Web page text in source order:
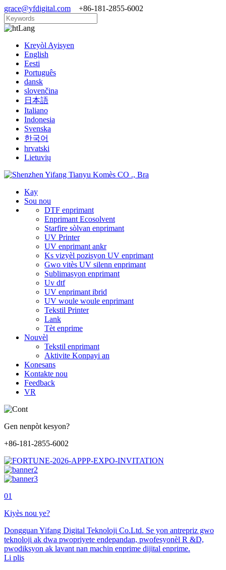
grace@yfdigital.com +86-181-2855-6002
Lang
Kreyòl Ayisyen
English
Eesti
Português
dansk
slovenčina
日本語
Italiano
Indonesia
Svenska
한국어
hrvatski
Lietuvių
Kay
Sou nou
DTF enprimant
Enprimant Ecosolvent
Starfire sòlvan enprimant
UV Printer
UV enprimant ankr
Ks vizyèl pozisyon UV enprimant
Gwo vitès UV silenn enprimant
Sublimasyon enprimant
Uv dtf
UV enprimant ibrid
UV woule woule enprimant
Tekstil Printer
Lank
Tèt enprime
Nouvèl
Tekstil enprimant
Aktivite Konpayi an
Konesans
Kontakte nou
Feedback
VR
Gen nenpòt kesyon?
+86-181-2855-6002
01
Kiyès nou ye?
Dongguan Yifang Digital Teknoloji Co.Ltd. Se yon antrepriz gwo
teknoloji ak dwa pwopriyete endepandan, pwofesyonèl R &D,
pwodiksyon ak lavant nan machin enprime dijital enprime.
Li plis